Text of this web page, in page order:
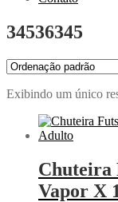
34536345
Exibindo um único
Chuteira
Vapor X